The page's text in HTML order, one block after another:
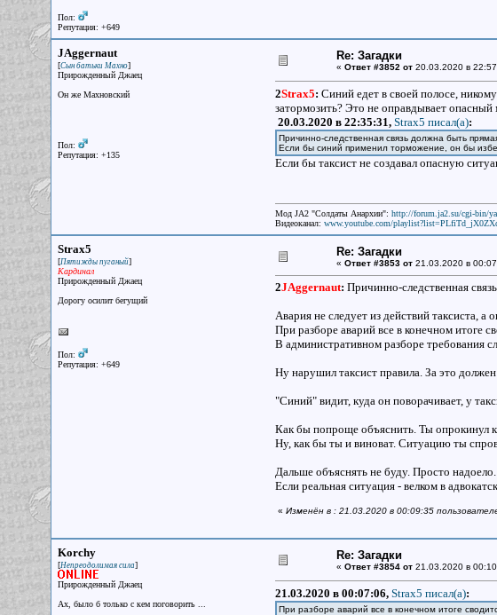
Пол:
Репутация: +649
JAggernaut
[Сын батьки Махно]
Прирожденный Джаец
Он же Махновский
Пол:
Репутация: +135
Re: Загадки
« Ответ #3852 от 20.03.2020 в
2Strax5: Синий едет в своей полосе,
затормозить? Это не оправдывает опасный
20.03.2020 в 22:35:31, Strax5 писал(a):
Причинно-следственная связь должна быть
Если бы синий применил торможение, он бы
Если бы таксист не создавал опасную
Мод JA2 "Солдаты Анархии": http://forum.ja2.su/cgi-bin/
Видеоканал: www.youtube.com/
Strax5
[Пятижды пуганый]
Кардинал
Прирожденный Джаец
Дорогу осилит бегущий
Пол:
Репутация: +649
Re: Загадки
« Ответ #3853 от 21.03.2020 в
2JAggernaut: Причинно-следственная
Авария не следует из действий таксиста,
При разборе аварий все в конечном итоге
В административном разборе требования
Ну нарушил таксист правила. За это
"Синий" видит, куда он поворачивает, у
Как бы попроще объяснить. Ты опрокинул
Ну, как бы ты и виноват. Ситуацию ты
Дальше объяснять не буду. Просто
Если реальная ситуация - велком в
« Изменён в : 21.03.2020 в 00:09:35
Korchy
[Непреодолимая сила]
Прирожденный Джаец
Ах, было б только с кем поговорить ...
Re: Загадки
« Ответ #3854 от 21.03.2020 в
21.03.2020 в 00:07:06, Strax5 писал(a):
При разборе аварий все в конечном итоге